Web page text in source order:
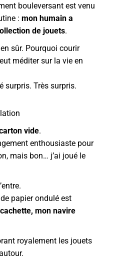
bouleversant est venu
: mon humain a
de jouets.
sûr. Pourquoi courir
méditer sur la vie en
surpris. Très surpris.
vide.
enthousiaste pour
mais bon… j’ai joué le
papier ondulé est
mon navire
royalement les jouets